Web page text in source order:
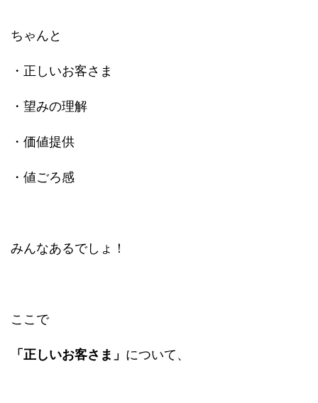
ちゃんと
・正しいお客さま
・望みの理解
・価値提供
・値ごろ感
みんなあるでしょ！
ここで
「正しいお客さま」 について、